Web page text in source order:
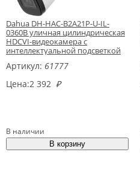
Dahua DH-HAC-B2A21P-U-IL-
0360B уличная цилиндрическая
HDCVI-видеокамера с
интеллектуальной подсветкой
Артикул: 61777
Цена:2 392 ₽
В наличии